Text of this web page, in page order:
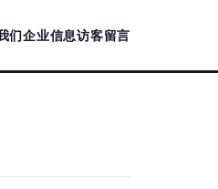
们企业信息访客留言